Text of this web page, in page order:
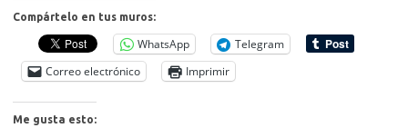
Compártelo en tus muros:
WhatsApp
Telegram
Correo electrónico
Imprimir
Me gusta esto: